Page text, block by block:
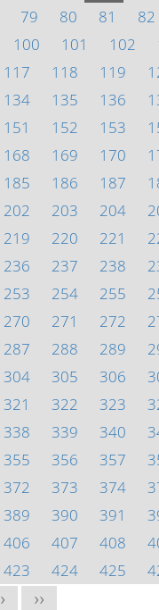
79 80 81 82
100 101 102
117 118 119
134 135 136
151 152 153
168 169 170
185 186 187
202 203 204
219 220 221
236 237 238
253 254 255
270 271 272
287 288 289
304 305 306
321 322 323
338 339 340
355 356 357
372 373 374
389 390 391
406 407 408
423 424 425
> >>